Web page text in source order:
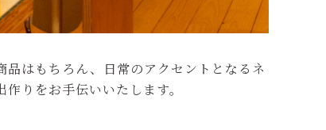
はもちろん、日常のアクセントとなるネ
りをお手伝いいたします。